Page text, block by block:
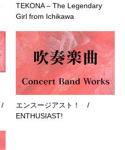
TEKONA – The Legendary
Girl from Ichikawa
/
エンスージアスト！ /
ENTHUSIAST!